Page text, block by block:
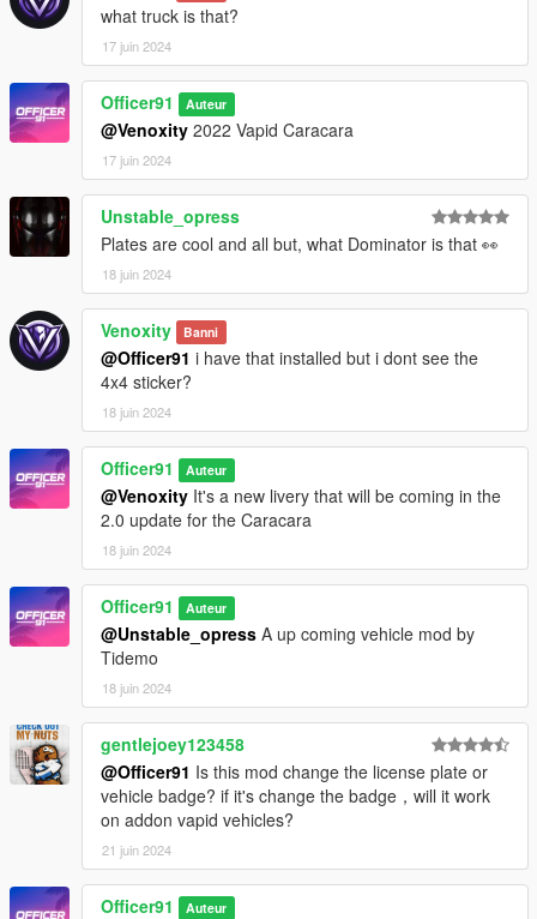
what truck is that?
17 juin 2024
Officer91 Auteur
@Venoxity 2022 Vapid Caracara
17 juin 2024
Unstable_opress
Plates are cool and all but, what Dominator is that 👀
18 juin 2024
Venoxity Banni
@Officer91 i have that installed but i dont see the
4x4 sticker?
18 juin 2024
Officer91 Auteur
@Venoxity It's a new livery that will be coming in the
2.0 update for the Caracara
18 juin 2024
Officer91 Auteur
@Unstable_opress A up coming vehicle mod by
Tidemo
18 juin 2024
gentlejoey123458
@Officer91 Is this mod change the license plate or
vehicle badge? if it's change the badge，will it work
on addon vapid vehicles?
21 juin 2024
Officer91 Auteur